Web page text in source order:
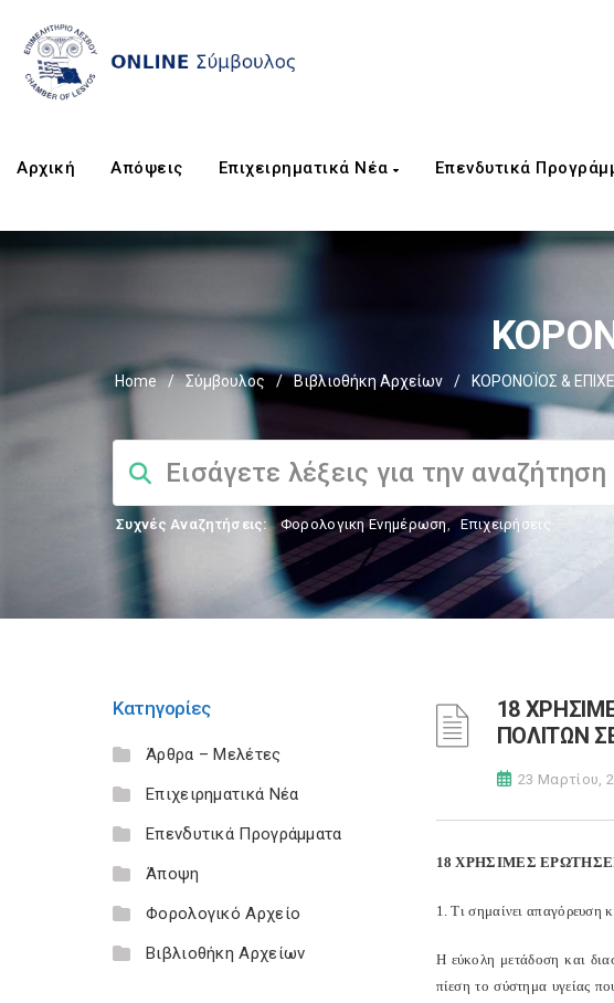
Αρχική Απόψεις Επιχειρηματικά Νέα Επενδυτικά
Home / Σύμβουλος / Βιβλιοθήκη Αρχείων / ΚΟΡΟΝΟΪΟΣ &
Συχνές Αναζητήσεις: Φορολογικη Ενημέρωση, Επιχειρήσεις
Κατηγορίες
Άρθρα – Μελέτες
Επιχειρηματικά Νέα
Επενδυτικά Προγράμματα
Άποψη
Φορολογικό Αρχείο
Βιβλιοθήκη Αρχείων
18
ΠΟΛΙΤΩΝ
23 Μαρτίου,
18 ΧΡΗΣΙΜΕΣ
1. Τι σημαίνει απαγόρευση
Η εύκολη μετάδοση και
πίεση το σύστημα υγείας